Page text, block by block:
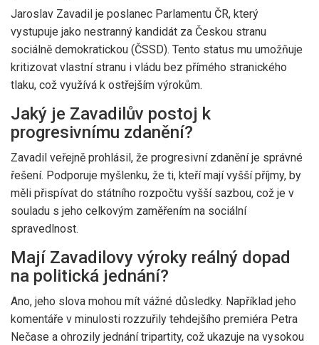
Jaroslav Zavadil je poslanec Parlamentu ČR, který
vystupuje jako nestranný kandidát za Českou stranu
sociálně demokratickou (ČSSD). Tento status mu umožňuje
kritizovat vlastní stranu i vládu bez přímého stranického
tlaku, což využívá k ostřejším výrokům.
Jaký je Zavadilův postoj k
progresivnímu zdanění?
Zavadil veřejně prohlásil, že progresivní zdanění je správné
řešení. Podporuje myšlenku, že ti, kteří mají vyšší příjmy, by
měli přispívat do státního rozpočtu vyšší sazbou, což je v
souladu s jeho celkovým zaměřením na sociální
spravedlnost.
Mají Zavadilovy výroky reálný dopad
na politická jednání?
Ano, jeho slova mohou mít vážné důsledky. Například jeho
komentáře v minulosti rozzuřily tehdejšího premiéra Petra
Nečase a ohrozily jednání tripartity, což ukazuje na vysokou